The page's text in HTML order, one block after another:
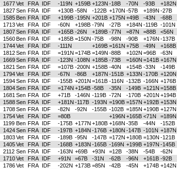
1677Vet FRA IDF -119N +159B +123N -18B -70N -93B +182N
1827Sen FRA IDF +130B -58N -122B +170N -57B +189N -27B
1585 Ben FRA IDF +199B -195N +201B +175N +49B -43N -68B
1713Vet FRA IDF -60N +198B -79N -27B +184N -119B -101N
1807Sen FRA IDF +165B -26N +189B -77N =87N =88B <56N
1560Ben FRA IDF +185B =150N -75B -98N -90B +176N -137B
1744Vet FRA IDF -111N +169B =161N +75B -49N +168B
1812Sen FRA IDF =191N =174B =149N -88B +102N =96B -63N
1669Sen FRA IDF -123N -108N +185B -73B =160N =141B +167N
1821 Sen FRA IDF =107B -200N +158B -40N +154B -33N -149B
1794Vet FRA IDF -67N -86B +187N -151B +133N -170B +120N
1594Sen FRA IDF -155B +201N =161B -116N -132B -166N +176B
1804Sen FRA IDF =174N +154B -58B -35N -149B =121N =158B
1681 Sen FRA IDF +71B -146N -119B -72N -170B +201N +194B
1588Sen FRA IDF +181N -117B -193N =190B =157N +192B +153N
1708Sen FRA IDF -82N -92N -155B -102B =185N +190B +127N
1754Vet FRA IDF =80B +196N +165B <71N =189N
1199 Ben FRA IDF -175B +177N +180B +168N -35B -44N -152B
1424Sen FRA IDF -197B +184N -176B +180N -147B -101N +187N
1803Vet FRA IDF -189B -95N -147B =172N +180B =130N -121B
1405Vet FRA IDF -168B +183N -165B -169N +199B +197N -145B
2112 Sen FRA IDF -163N +69B +93N =12B -38N -54B -62N
1710Vet FRA IDF +91N =67B -31N -62B -96N +161B -92B
1786Vet FRA IDF -202N +173B =85N -42B -45N +174B +142N